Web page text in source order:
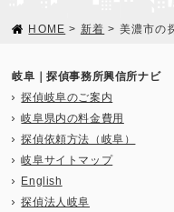
HOME > 新着 > 美濃市の
岐阜｜探偵事務所興信所ナビ
探偵岐阜のご案内
岐阜県内の料金費用
探偵依頼方法（岐阜）
岐阜サイトマップ
English
探偵法人岐阜